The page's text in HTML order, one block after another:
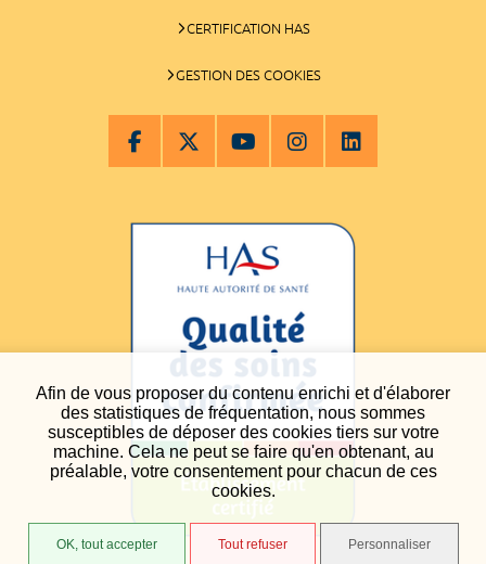
Afin de vous proposer du contenu enrichi et d'élaborer
des statistiques de fréquentation, nous sommes
susceptibles de déposer des cookies tiers sur votre
machine. Cela ne peut se faire qu'en obtenant, au
préalable, votre consentement pour chacun de ces
cookies.
OK, tout accepter Tout refuser Personnaliser
CERTIFICATION HAS
GESTION DES COOKIES